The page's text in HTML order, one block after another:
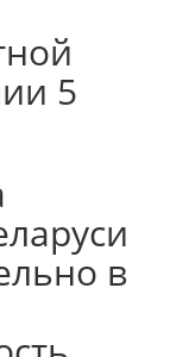
5
в